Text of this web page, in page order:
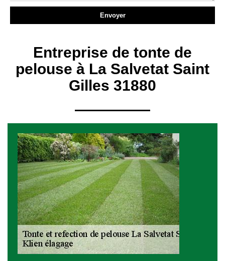
Entreprise de tonte de
pelouse à La Salvetat Saint
Gilles 31880